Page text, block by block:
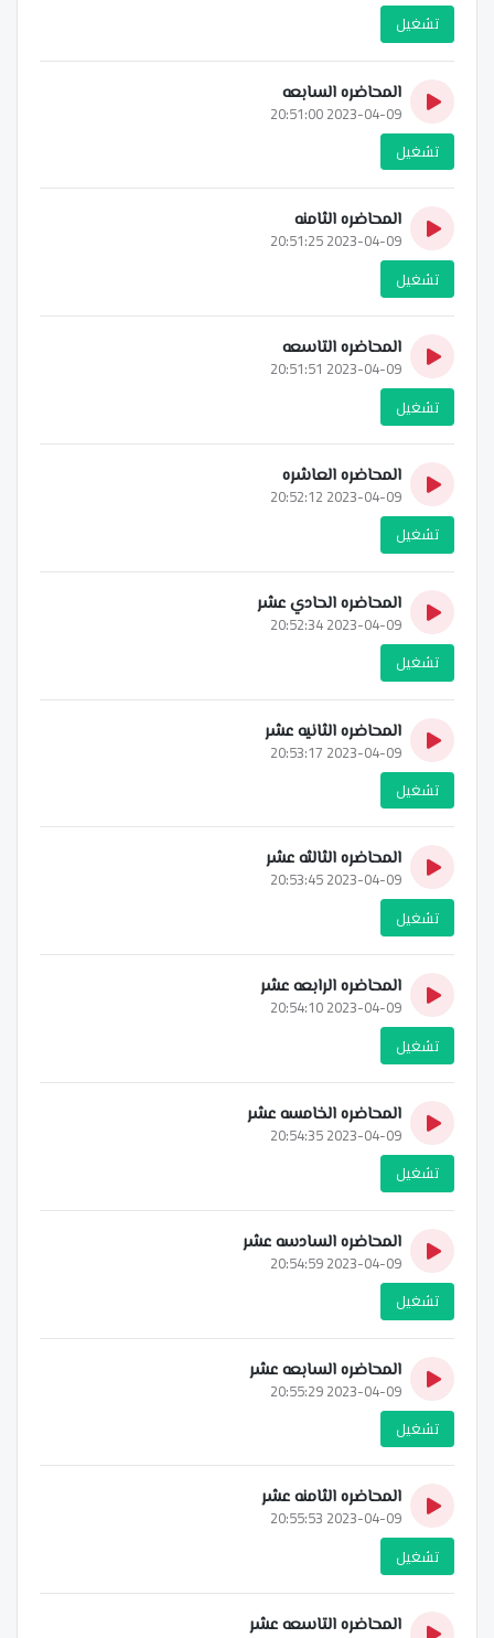
تشغيل
المحاضره السابعه
2023-04-09 20:51:00
تشغيل
المحاضره الثامنه
2023-04-09 20:51:25
تشغيل
المحاضره التاسعه
2023-04-09 20:51:51
تشغيل
المحاضره العاشره
2023-04-09 20:52:12
تشغيل
المحاضره الحادي عشر
2023-04-09 20:52:34
تشغيل
المحاضره الثانيه عشر
2023-04-09 20:53:17
تشغيل
المحاضره الثالثه عشر
2023-04-09 20:53:45
تشغيل
المحاضره الرابعه عشر
2023-04-09 20:54:10
تشغيل
المحاضره الخامسه عشر
2023-04-09 20:54:35
تشغيل
المحاضره السادسه عشر
2023-04-09 20:54:59
تشغيل
المحاضره السابعه عشر
2023-04-09 20:55:29
تشغيل
المحاضره الثامنه عشر
2023-04-09 20:55:53
تشغيل
المحاضره التاسعه عشر